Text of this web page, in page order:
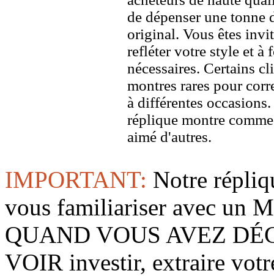
de dépenser une
original. Vous êtes
refléter votre style et à
nécessaires. Certains
montres rares pour
à différentes
réplique montre
aimé d'autres.
IMPORTANT: Notre
vous familiariser avec un
QUAND VOUS AVEZ
VOIR investir, extraire